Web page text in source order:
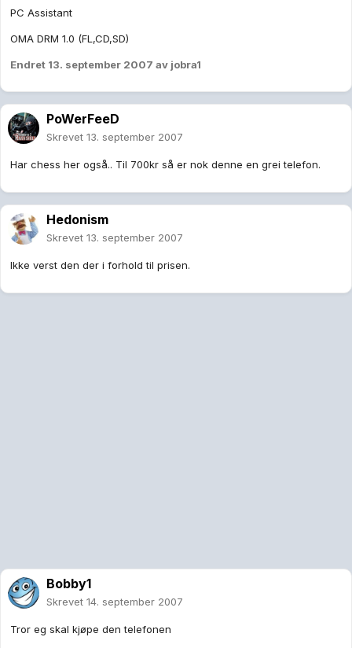
PC Assistant
OMA DRM 1.0 (FL,CD,SD)
Endret 13. september 2007 av jobra1
PoWerFeeD
Skrevet 13. september 2007
Har chess her også.. Til 700kr så er nok denne en grei telefon.
Hedonism
Skrevet 13. september 2007
Ikke verst den der i forhold til prisen.
Bobby1
Skrevet 14. september 2007
Tror eg skal kjøpe den telefonen